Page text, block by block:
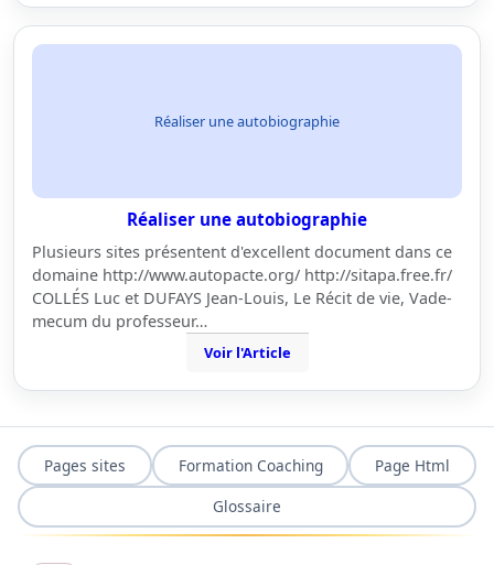
Réaliser une autobiographie
Réaliser une autobiographie
Plusieurs sites présentent d'excellent document dans ce
domaine http://www.autopacte.org/ http://sitapa.free.fr/
COLLÉS Luc et DUFAYS Jean-Louis, Le Récit de vie, Vade-
mecum du professeur…
Voir l'Article
Pages sites Formation Coaching
Page Html
Glossaire